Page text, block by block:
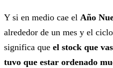
Y si en medio cae el Año
alrededor de un mes y el
significa que el stock que
tuvo que estar ordenado